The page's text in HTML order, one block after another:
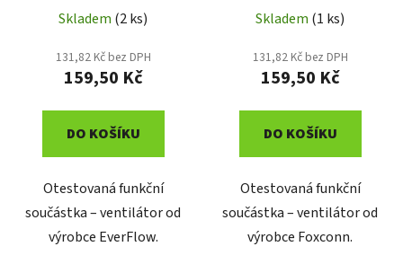
Skladem (2 ks)
131,82 Kč bez DPH
159,50 Kč
DO KOŠÍKU
Otestovaná funkční
součástka – ventilátor od
výrobce EverFlow.
Skladem (1 ks)
131,82 Kč bez DPH
159,50 Kč
DO KOŠÍKU
Otestovaná funkční
součástka – ventilátor od
výrobce Foxconn.